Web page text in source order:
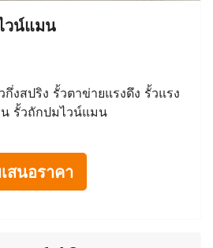
วน์แมน
งสปริง รั้วตาข่ายแรงดึง รั้วแรง
รั้วถักปมไวน์แมน
สนอราคา